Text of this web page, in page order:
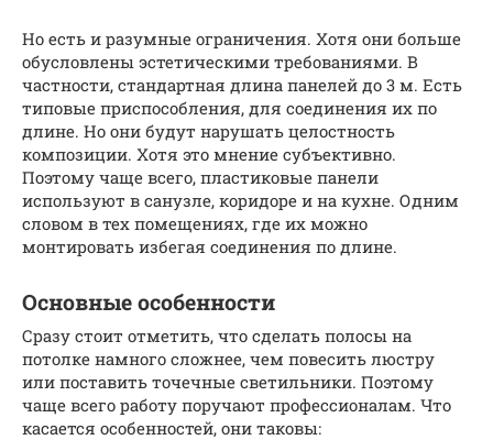
Но есть и разумные ограничения. Хотя они больше
обусловлены эстетическими требованиями. В
частности, стандартная длина панелей до 3 м. Есть
типовые приспособления, для соединения их по
длине. Но они будут нарушать целостность
композиции. Хотя это мнение субъективно.
Поэтому чаще всего, пластиковые панели
используют в санузле, коридоре и на кухне. Одним
словом в тех помещениях, где их можно
монтировать избегая соединения по длине.
Основные особенности
Сразу стоит отметить, что сделать полосы на
потолке намного сложнее, чем повесить люстру
или поставить точечные светильники. Поэтому
чаще всего работу поручают профессионалам. Что
касается особенностей, они таковы: